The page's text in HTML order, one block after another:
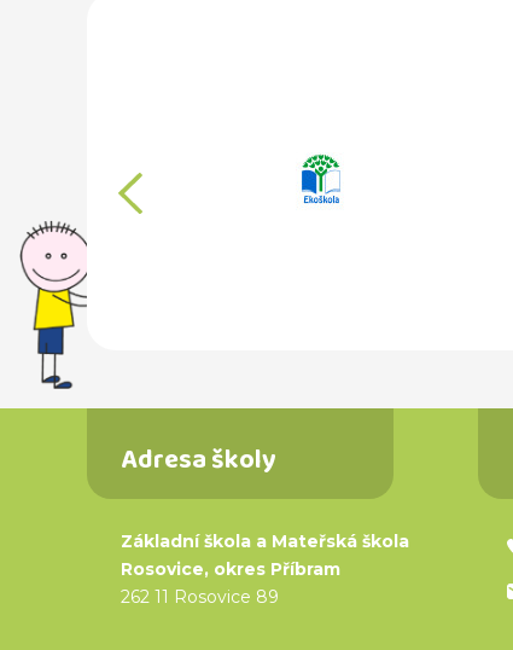
Adresa školy
Základní škola a Mateřská škola
Rosovice, okres Příbram
262 11 Rosovice 89